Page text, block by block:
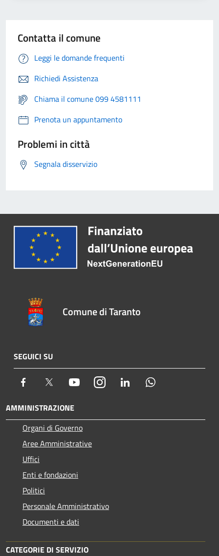
Contatta il comune
Leggi le domande frequenti
Richiedi Assistenza
Chiama il comune 099 4581111
Prenota un appuntamento
Problemi in città
Segnala disservizio
Comune di Taranto
SEGUICI SU
Facebook Twitter YoutubeInstagram LinkedIn
AMMINISTRAZIONE
Organi di Governo
Aree Amministrative
Uffici
Enti e fondazioni
Politici
Personale Amministrativo
Documenti e dati
CATEGORIE DI SERVIZIO